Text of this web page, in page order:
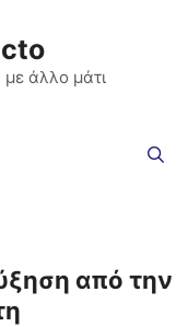
με άλλο μάτι
από την